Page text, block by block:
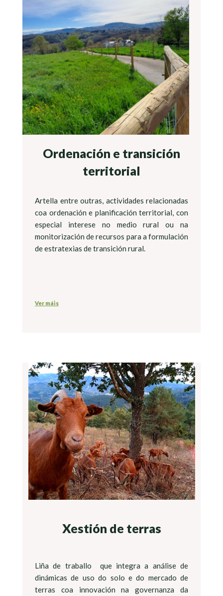
Ordenación e transición
territorial
Artella entre outras, actividades relacionadas
coa ordenación e planificación territorial, con
especial interese no medio rural ou na
monitorización de recursos para a formulación
de estratexias de transición rural.
Ver máis
Xestión de terras
Liña de traballo que integra a análise de
dinámicas de uso do solo e do mercado de
terras coa innovación na governanza da